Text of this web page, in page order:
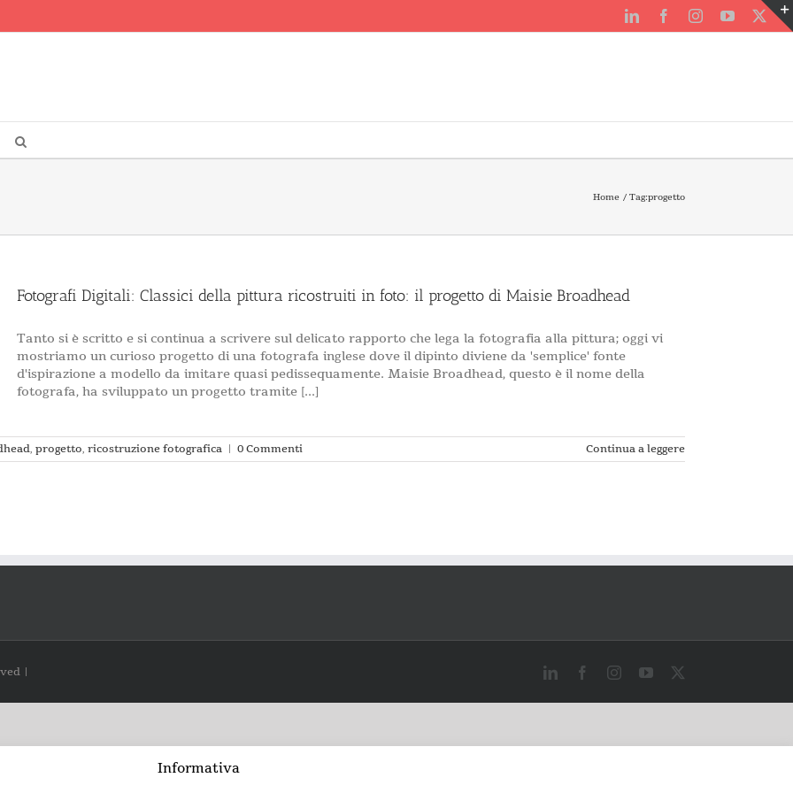
LinkedInFacebookInstagramYouTube
X
Home Tag:progetto
Fotografi Digitali: Classici della pittura ricostruiti in foto: il progetto di Maisie Broadhead
Tanto si è scritto e si continua a scrivere sul delicato rapporto che lega la fotografia alla pittura; oggi vi
mostriamo un curioso progetto di una fotografa inglese dove il dipinto diviene da 'semplice' fonte
d'ispirazione a modello da imitare quasi pedissequamente. Maisie Broadhead, questo è il nome della
fotografa, ha sviluppato un progetto tramite [...]
, progetto, ricostruzione fotografica | 0 Commenti Continua a leggere
| LinkedInFacebookInstagramYouTube
Informativa